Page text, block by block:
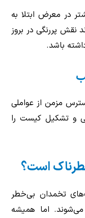
در معرض ابتلا به
نقش پررنگی در بروز
مزمن از عواملی
و تشکیل کیست را
است؟
تخمدان بی‌خطر
اما همیشه